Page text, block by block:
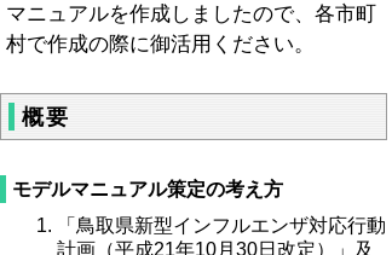
マニュアルを作成しましたので、各市町
村で作成の際に御活用ください。
概要
モデルマニュアル策定の考え方
「鳥取県新型インフルエンザ対応行動
計画（平成21年10月30日改定）」及